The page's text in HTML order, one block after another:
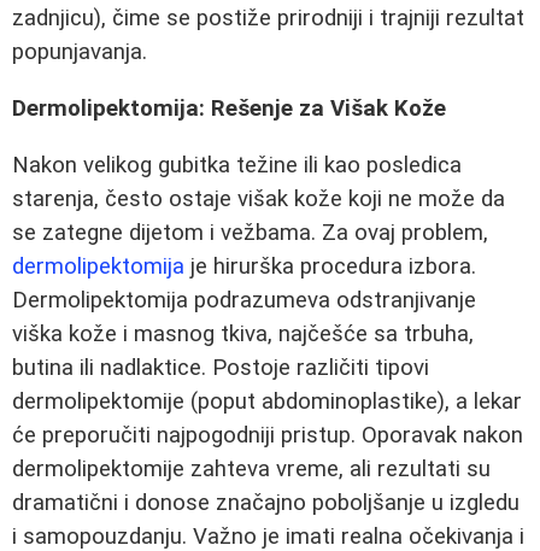
zadnjicu), čime se postiže prirodniji i trajniji rezultat
popunjavanja.
Dermolipektomija: Rešenje za Višak Kože
Nakon velikog gubitka težine ili kao posledica
starenja, često ostaje višak kože koji ne može da
se zategne dijetom i vežbama. Za ovaj problem,
dermolipektomija je hirurška procedura izbora.
Dermolipektomija podrazumeva odstranjivanje
viška kože i masnog tkiva, najčešće sa trbuha,
butina ili nadlaktice. Postoje različiti tipovi
dermolipektomije (poput abdominoplastike), a lekar
će preporučiti najpogodniji pristup. Oporavak nakon
dermolipektomije zahteva vreme, ali rezultati su
dramatični i donose značajno poboljšanje u izgledu
i samopouzdanju. Važno je imati realna očekivanja i